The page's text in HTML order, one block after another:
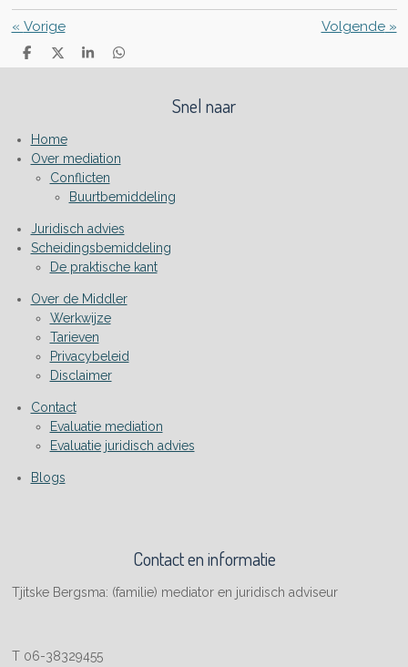
« Vorige Volgende»
D
e
D
e
S
h
D
e
Snel naar
Home
Over mediation
Conflicten
Buurtbemiddeling
Juridisch advies
Scheidingsbemiddeling
De praktische kant
Over de Middler
Werkwijze
Tarieven
Privacybeleid
Disclaimer
Contact
Evaluatie mediation
Evaluatie juridisch advies
Blogs
Contact en informatie
Tjitske Bergsma: (familie) mediator en juridisch adviseur
T 06-38329455